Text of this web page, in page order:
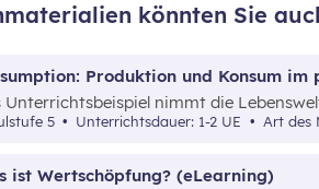
könnten Sie
Produktion und Konsum
Unterrichtsbeispiel nimmt die
„Konsum“, „Produktion“ und
5 Unterrichtsdauer: 1-2 UE Art des
ist Wertschöpfung? (eLearning)